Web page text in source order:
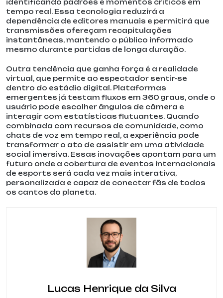
identificando padrões e momentos críticos em
tempo real. Essa tecnologia reduzirá a
dependência de editores manuais e permitirá que
transmissões ofereçam recapitulações
instantâneas, mantendo o público informado
mesmo durante partidas de longa duração.
Outra tendência que ganha força é a realidade
virtual, que permite ao espectador sentir-se
dentro do estádio digital. Plataformas
emergentes já testam fluxos em 360 graus, onde o
usuário pode escolher ângulos de câmera e
interagir com estatísticas flutuantes. Quando
combinada com recursos de comunidade, como
chats de voz em tempo real, a experiência pode
transformar o ato de assistir em uma atividade
social imersiva. Essas inovações apontam para um
futuro onde a cobertura de eventos internacionais
de esports será cada vez mais interativa,
personalizada e capaz de conectar fãs de todos
os cantos do planeta.
Lucas Henrique da Silva